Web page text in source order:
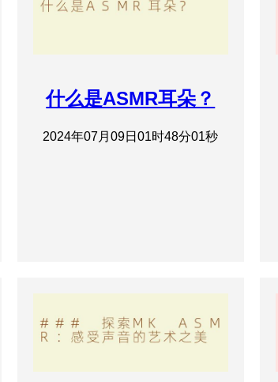
什么是ASMR耳朵？
2024年07月09日01时48分01秒